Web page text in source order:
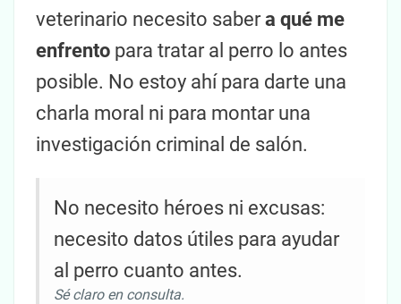
veterinario necesito sabera qué me
enfrento para tratar al perro lo antes
posible. No estoy ahí para darte una
charla moral ni para montar una
investigación criminal de salón.
No necesito héroes ni excusas:
necesito datos útiles para ayudar
al perro cuanto antes.
Sé claro en consulta.